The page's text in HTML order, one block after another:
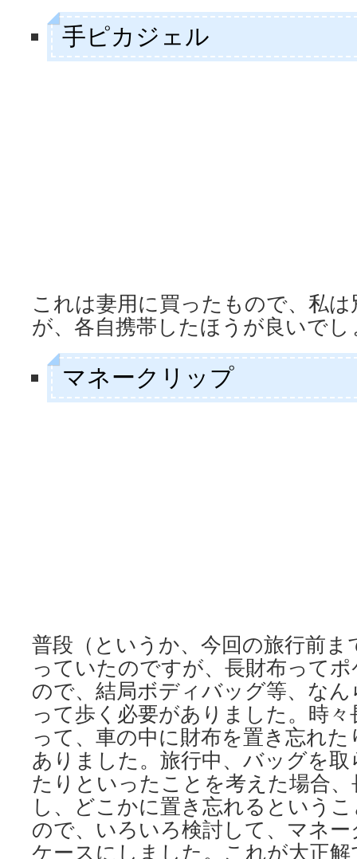
手ピカジェル
これは妻用に買ったもので、私
が、各自携帯したほうが良いでし
マネークリップ
普段（というか、今回の旅行前ま
っていたのですが、長財布って
ので、結局ボディバッグ等、な
って歩く必要がありました。時
って、車の中に財布を置き忘れ
ありました。旅行中、バッグを
たりといったことを考えた場合
し、どこかに置き忘れるという
ので、いろいろ検討して、マネ
ケースにしました。これが大正